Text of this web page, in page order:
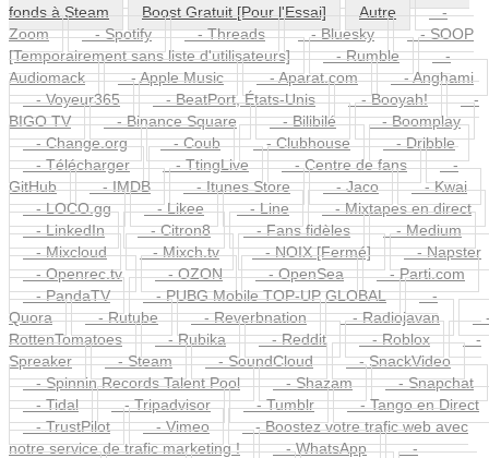
fonds à Steam
Boost Gratuit [Pour l'Essai] Autre
-
Zoom
- Spotify - Threads - Bluesky
- SOOP
[Temporairement sans liste d'utilisateurs]
- Rumble
-
Audiomack
- Apple Music - Aparat.com
- Anghami
- Voyeur365
- BeatPort, États-Unis - Booyah!
-
BIGO TV
- Binance Square - Bilibilé
- Boomplay
- Change.org
- Coub - Clubhouse
- Dribble
- Télécharger
- TtingLive - Centre de fans
-
GitHub
- IMDB - Itunes Store - Jaco
- Kwai
- LOCO.gg
- Likee - Line
- Mixtapes en direct
- LinkedIn
- Citron8 - Fans fidèles
- Medium
- Mixcloud
- Mixch.tv - NOIX [Fermé]
- Napster
- Openrec.tv
- OZON - OpenSea
- Parti.com
- PandaTV
- PUBG Mobile TOP-UP GLOBAL
-
Quora
- Rutube - Reverbnation - Radiojavan
RottenTomatoes
- Rubika - Reddit - Roblox
-
Spreaker
- Steam - SoundCloud
- SnackVideo
- Spinnin Records Talent Pool
- Shazam
- Snapchat
- Tidal
- Tripadvisor - Tumblr
- Tango en Direct
- TrustPilot
- Vimeo
- Boostez votre trafic web avec
notre service de trafic marketing !
- WhatsApp
-